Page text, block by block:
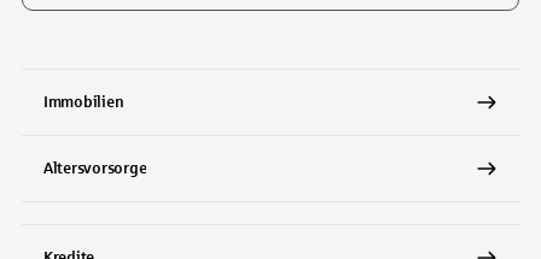
Immobilien
Altersvorsorge